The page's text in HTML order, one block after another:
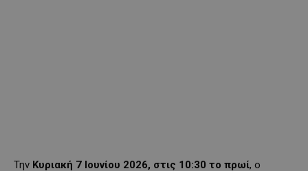
Την Κυριακή 7 Ιουνίου 2026, στις 10:30 το πρωί, ο